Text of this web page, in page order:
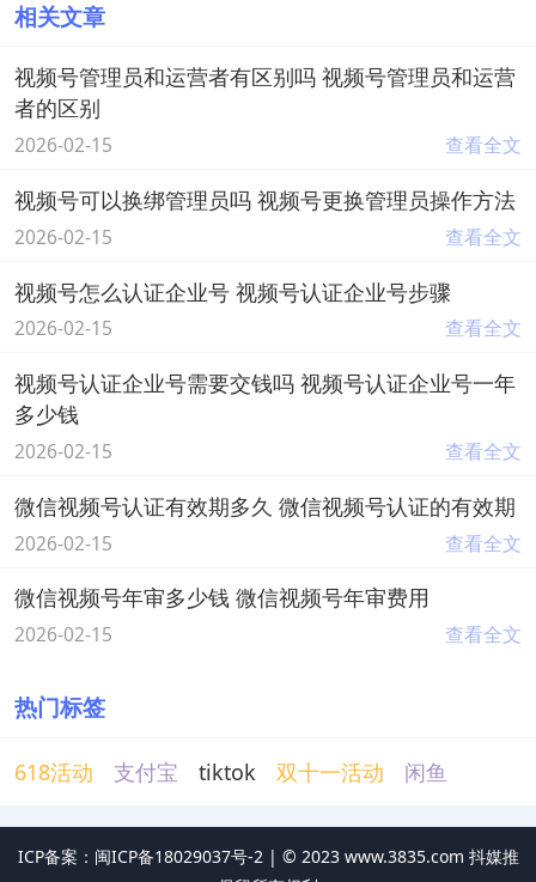
相关文章
视频号管理员和运营者有区别吗 视频号管理员和运营
者的区别
2026-02-15 查看全文
视频号可以换绑管理员吗 视频号更换管理员操作方法
2026-02-15 查看全文
视频号怎么认证企业号 视频号认证企业号步骤
2026-02-15 查看全文
视频号认证企业号需要交钱吗 视频号认证企业号一年
多少钱
2026-02-15 查看全文
微信视频号认证有效期多久 微信视频号认证的有效期
2026-02-15 查看全文
微信视频号年审多少钱 微信视频号年审费用
2026-02-15 查看全文
热门标签
618活动 支付宝 tiktok 双十一活动 闲鱼
ICP备案：闽ICP备18029037号-2 | © 2023www.3835.com 抖媒推